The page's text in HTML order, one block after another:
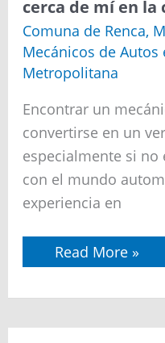
cerca de mí en la
Comuna de Renca,
Mecánicos de Autos
Metropolitana
Encontrar un
convertirse en un
especialmente si
con el mundo
experiencia en
Mecánicos
de
autos
cerca
de
mí
en
la
comuna
de
Renca
Read More »